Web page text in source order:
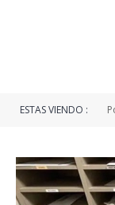
ESTAS VIENDO :